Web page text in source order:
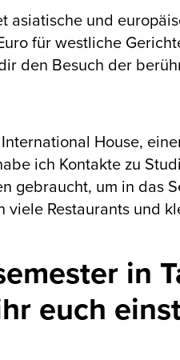
asiatische und
für westliche
den Besuch der
House,
ich Kontakte zu
gebraucht, um in das
Restaurants und
in
euch